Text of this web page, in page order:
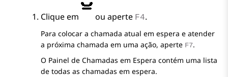
Clique em ou aperte F4.
Para colocar a chamada atual em espera e atender
a próxima chamada em uma ação, aperte F7.
O Painel de Chamadas em Espera contém uma lista
de todas as chamadas em espera.